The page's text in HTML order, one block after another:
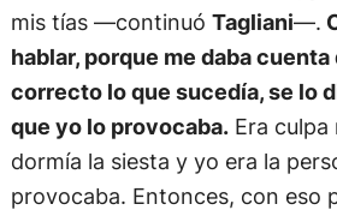
mis tías —continuó Tagliani—.
hablar, porque me daba cuenta
correcto lo que sucedía, se lo
que yo lo provocaba.Era culpa
dormía la siesta y yo era la
provocaba. Entonces, con eso